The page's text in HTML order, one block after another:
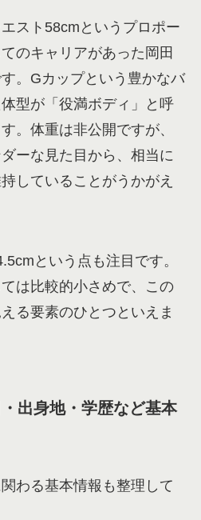
スト58cmというプロポー
のキャリアがあった岡田
。Gカップという豊かなバ
型が「役満ボディ」と呼
。体重は非公開ですが、
ーな見た目から、相当に
していることがうかがえ
という点も注目です。
は比較的小さめで、この
る要素のひとつといえま
出身地・学歴など基本
わる基本情報も整理して